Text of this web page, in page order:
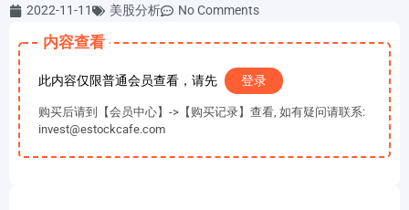
2022-11-11 美股分析 No Comments
内容查看
此内容仅限普通会员查看，请先 登录
购买后请到【会员中心】->【购买记录】查看, 如有疑问请联系:
invest@estockcafe.com